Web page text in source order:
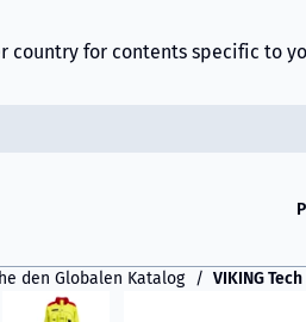
country for contents specific to
den Globalen Katalog
VIKING